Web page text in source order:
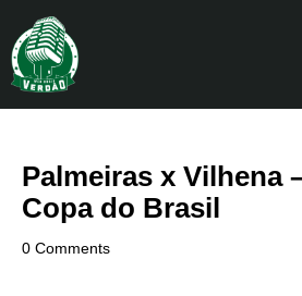
Palmeiras x Vilhena
Copa do Brasil
0 Comments